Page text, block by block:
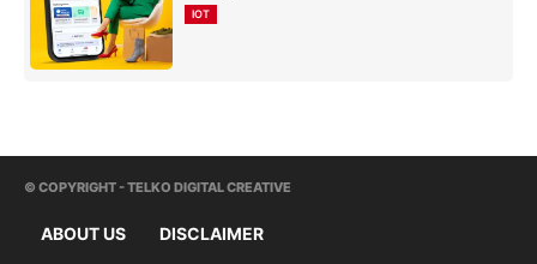
IOT
© COPYRIGHT - TELKO DIGITAL CREATIVE
ABOUT US DISCLAIMER